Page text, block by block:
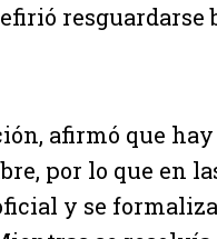
resguardarse
afirmó que hay
por lo que en
y se